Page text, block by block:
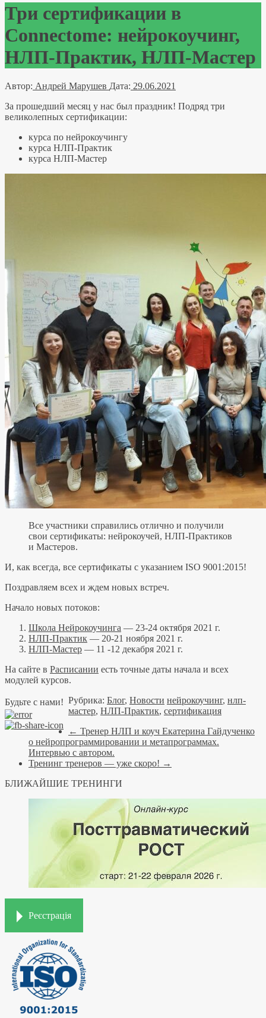
Три сертификации в
Connectome: нейрокоучинг,
НЛП-Практик, НЛП-Мастер
Автор: Андрей Марушев Дата: 29.06.2021
За прошедший месяц у нас был праздник! Подряд три
великолепных сертификации:
курса по нейрокоучингу
курса НЛП-Практик
курса НЛП-Мастер
Все участники справились отлично и получили
свои сертификаты: нейрокоучей, НЛП-Практиков
и Мастеров.
И, как всегда, все сертификаты с указанием ISO 9001:2015!
Поздравляем всех и ждем новых встреч.
Начало новых потоков:
Школа Нейрокоучинга — 23-24 октября 2021 г.
НЛП-Практик — 20-21 ноября 2021 г.
НЛП-Мастер — 11 -12 декабря 2021 г.
На сайте в Расписании есть точные даты начала и всех
модулей курсов.
Будьте с нами! Рубрика: Блог, Новости нейрокоучинг, нлп-
мастер, НЛП-Практик, сертификация
← Тренер НЛП и коуч Екатерина Гайдученко
о нейропрограммировании и метапрограммах.
Интервью с автором.
Тренинг тренеров — уже скоро! →
БЛИЖАЙШИЕ ТРЕНИНГИ
Реєстрація